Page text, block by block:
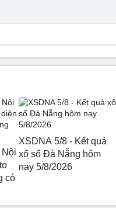
có
XSDNA 5/8 - Kết quả
xổ số Đà Nẵng hôm
nay 5/8/2026